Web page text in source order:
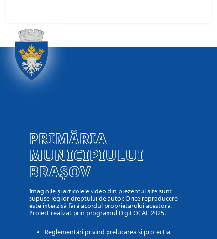
PRIMĂRIA
MUNICIPIULUI
BRAȘOV
Imaginile și articolele video din prezentul site sunt
supuse legilor dreptului de autor. Orice reproducere
este interzisă fără acordul proprietarului acestora.
Proiect realizat prin programul DigiLOCAL 2025.
Reglementări privind prelucarea și protecția